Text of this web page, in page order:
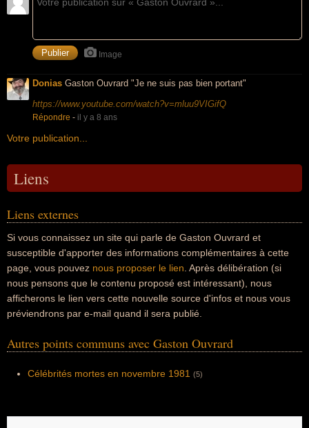
Image
Donias Gaston Ouvrard "Je ne suis pas bien portant"
https://www.youtube.com/watch?v=mluu9VIGifQ
Répondre - il y a 8 ans
Votre publication...
Liens
Liens externes
Si vous connaissez un site qui parle de Gaston Ouvrard et
susceptible d'apporter des informations complémentaires à cette
page, vous pouvez nous proposer le lien . Après délibération (si
nous pensons que le contenu proposé est intéressant), nous
afficherons le lien vers cette nouvelle source d'infos et nous vous
préviendrons par e-mail quand il sera publié.
Autres points communs avec Gaston Ouvrard
Célébrités mortes en novembre 1981 (5)